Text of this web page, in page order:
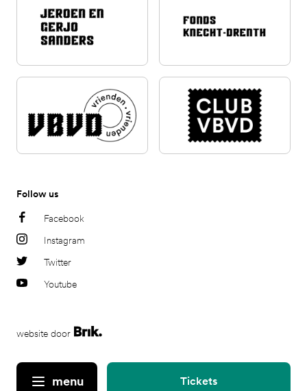
menu Tickets
Follow us
Facebook
Instagram
Twitter
Youtube
website door